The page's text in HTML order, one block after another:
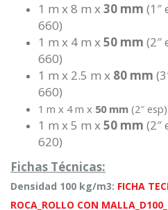
1 m x 8 m x30 mm (1″
660)
1 m x 4 m x50 mm (2″
660)
1 m x 2.5 m x 80 mm
660)
1 m x 4 m x 50 mm (2″
1 m x 5 m x50 mm (2″
620)
Fichas Técnicas:
Densidad 100 kg/m3: FICHA
ROCA_ROLLO CON